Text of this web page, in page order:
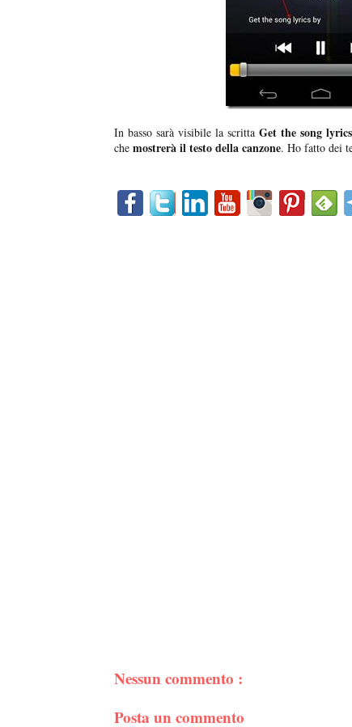
In basso sarà visibile la scrittaGet the song
che mostrerà il testo della canzone. Ho fatto dei
Nessun commento :
Posta un commento